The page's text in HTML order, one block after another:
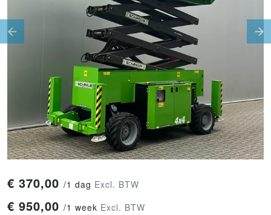
€ 370,00 /1 dag Excl. BTW
€ 950,00 /1 week Excl. BTW
Previous